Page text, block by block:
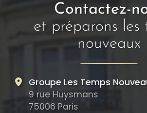
Contactez-
et préparons les
nouveaux
Groupe Les Temps
9 rue Huysmans
75006 Paris